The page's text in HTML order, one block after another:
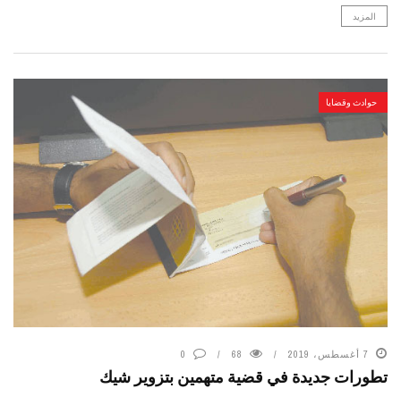
المزيد
حوادث وقضايا
7 أغسطس، 2019 68
0
تطورات جديدة في قضية متهمين بتزوير شيك